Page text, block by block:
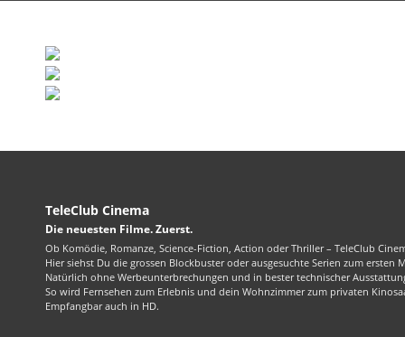
TeleClub Cinema
Die neuesten Filme. Zuerst.
Ob Komödie, Romanze, Science-Fiction, Action oder Thriller – TeleClub
Hier siehst Du die grossen Blockbuster oder ausgesuchte Serien zum ersten
Natürlich ohne Werbeunterbrechungen und in bester technischer
So wird Fernsehen zum Erlebnis und dein Wohnzimmer zum privaten
Empfangbar auch in HD.